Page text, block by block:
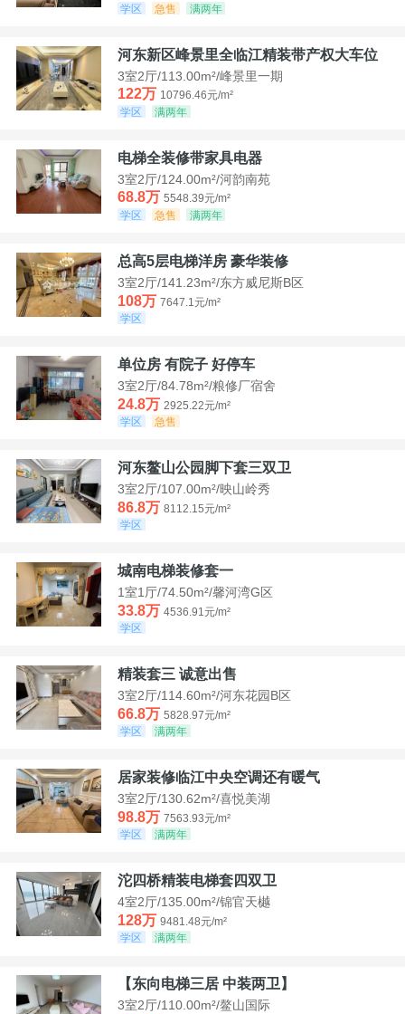
学区
急售 满两年
河东新区峰景里全临江精装带产权大车位
3室2厅/113.00m²/峰景里一期
122万 10796.46元/m²
学区
满两年
电梯全装修带家具电器
3室2厅/124.00m²/河韵南苑
68.8万 5548.39元/m²
学区
急售 满两年
总高5层电梯洋房 豪华装修
3室2厅/141.23m²/东方威尼斯B区
108万 7647.1元/m²
学区
单位房 有院子 好停车
3室2厅/84.78m²/粮修厂宿舍
24.8万 2925.22元/m²
学区
急售
河东鳌山公园脚下套三双卫
3室2厅/107.00m²/映山岭秀
86.8万 8112.15元/m²
学区
城南电梯装修套一
1室1厅/74.50m²/馨河湾G区
33.8万 4536.91元/m²
学区
精装套三 诚意出售
3室2厅/114.60m²/河东花园B区
66.8万 5828.97元/m²
学区
满两年
居家装修临江中央空调还有暖气
3室2厅/130.62m²/喜悦美湖
98.8万 7563.93元/m²
学区
满两年
沱四桥精装电梯套四双卫
4室2厅/135.00m²/锦官天樾
128万 9481.48元/m²
学区
满两年
【东向电梯三居 中装两卫】
3室2厅/110.00m²/鳌山国际